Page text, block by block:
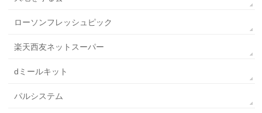
ローソンフレッシュピック
楽天西友ネットスーパー
dミールキット
パルシステム